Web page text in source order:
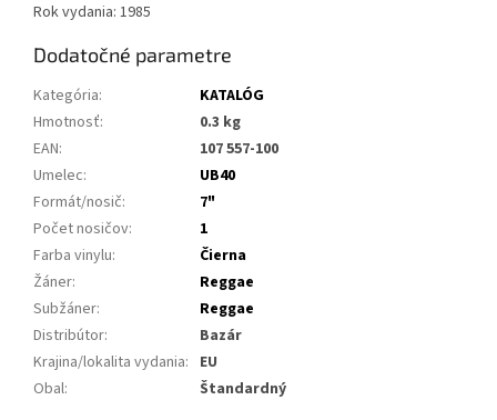
Rok vydania: 1985
Dodatočné parametre
Kategória:
KATALÓG
Hmotnosť:
0.3 kg
EAN:
107 557-100
Umelec:
UB40
Formát/nosič:
7"
Počet nosičov:
1
Farba vinylu:
Čierna
Žáner:
Reggae
Subžáner:
Reggae
Distribútor:
Bazár
Krajina/lokalita vydania: EU
Obal: Štandardný